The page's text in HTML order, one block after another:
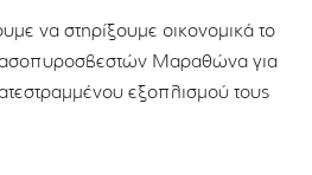
να στηρίξουμε οικονομικά το
Μαραθώνα για
εξοπλισμού τους